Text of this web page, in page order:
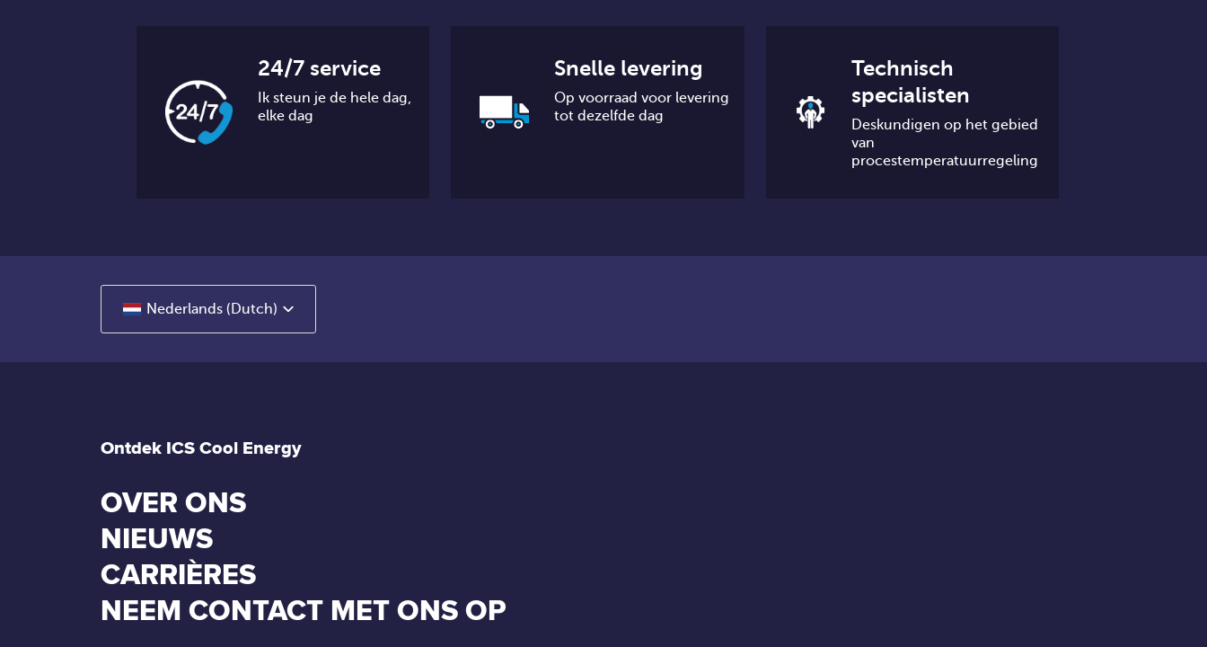
24/7 service
Ik steun je de hele dag,
elke dag
Snelle levering
Op voorraad voor levering
tot dezelfde dag
Technisch
specialisten
Deskundigen op het gebied
van
procestemperatuurregeling
Nederlands (Dutch)
Ontdek ICS Cool Energy
OVER ONS
NIEUWS
CARRIÈRES
NEEM CONTACT MET ONS OP